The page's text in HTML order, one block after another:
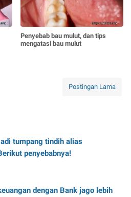
Penyebab bau mulut, dan tips
mengatasi bau mulut
Postingan Lama
tumpang tindih alias
penyebabnya!
dengan Bank jago lebih